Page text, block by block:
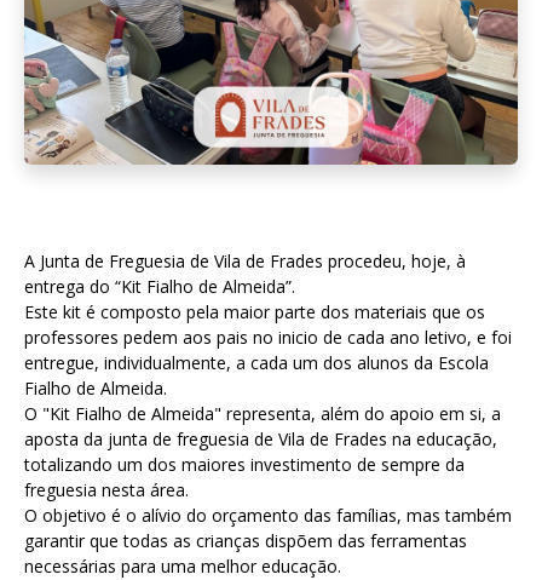
A Junta de Freguesia de Vila de Frades procedeu, hoje, à
entrega do “Kit Fialho de Almeida”.
Este kit é composto pela maior parte dos materiais que os
professores pedem aos pais no inicio de cada ano letivo, e foi
entregue, individualmente, a cada um dos alunos da Escola
Fialho de Almeida.
O "Kit Fialho de Almeida" representa, além do apoio em si, a
aposta da junta de freguesia de Vila de Frades na educação,
totalizando um dos maiores investimento de sempre da
freguesia nesta área.
O objetivo é o alívio do orçamento das famílias, mas também
garantir que todas as crianças dispõem das ferramentas
necessárias para uma melhor educação.